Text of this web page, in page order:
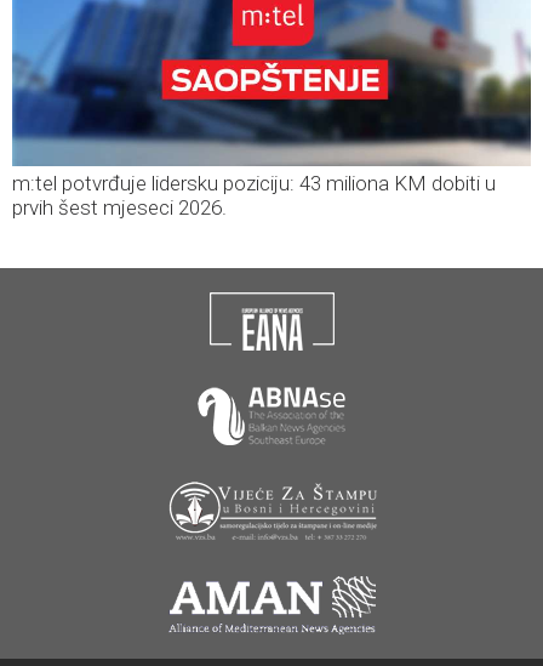
m:tel potvrđuje lidersku poziciju: 43 miliona KM dobiti u
prvih šest mjeseci 2026.